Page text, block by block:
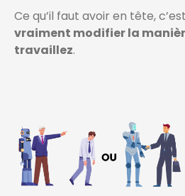
Ce qu’il faut avoir en tête,
vraiment modifier la
travaillez.